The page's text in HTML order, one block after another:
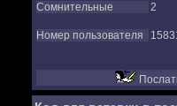
Сомнительные
2
Номер пользователя